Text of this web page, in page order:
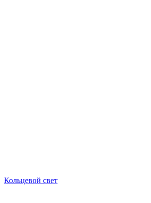
Кольцевой свет